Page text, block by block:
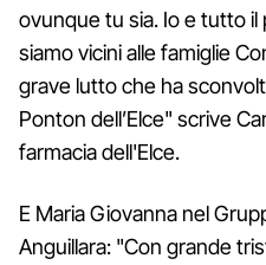
ovunque tu sia. Io e tutto il
siamo vicini alle famiglie
grave lutto che ha
Ponton dell’Elce" scrive
farmacia dell'Elce.
E Maria Giovanna nel
Anguillara: "Con grande